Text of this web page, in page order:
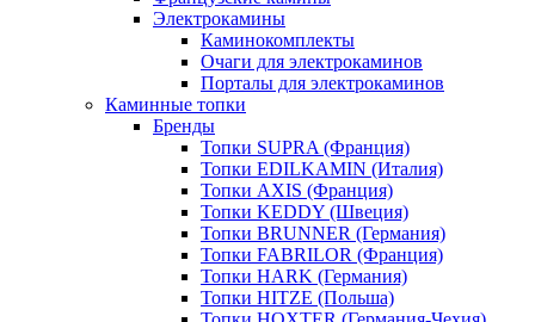
Электрокамины
Каминокомплекты
Очаги для электрокаминов
Порталы для электрокаминов
Каминные топки
Бренды
Топки SUPRA (Франция)
Топки EDILKAMIN (Италия)
Топки AXIS (Франция)
Топки KEDDY (Швеция)
Топки BRUNNER (Германия)
Топки FABRILOR (Франция)
Топки HARK (Германия)
Топки HITZE (Польша)